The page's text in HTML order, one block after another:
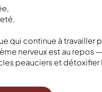
qui continue à travailler
nerveux est au repos
peauciers et détoxifier